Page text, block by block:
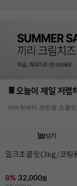
🍫오늘이 제일 저렴
커버춰부터 코팅용 초콜